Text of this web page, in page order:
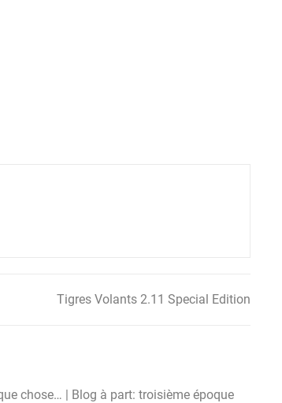
Tigres Volants 2.11 Special Edition
chose… | Blog à part: troisième époque